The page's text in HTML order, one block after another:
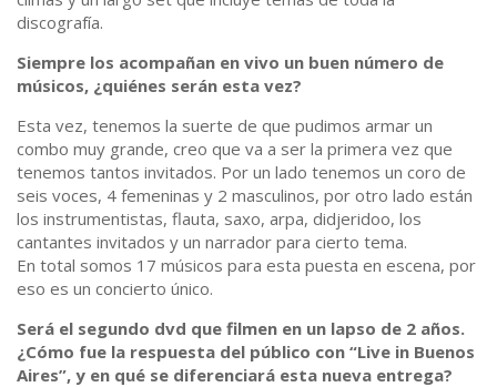
discografía.
Siempre los acompañan en vivo un buen número de
músicos, ¿quiénes serán esta vez?
Esta vez, tenemos la suerte de que pudimos armar un
combo muy grande, creo que va a ser la primera vez que
tenemos tantos invitados. Por un lado tenemos un coro de
seis voces, 4 femeninas y 2 masculinos, por otro lado están
los instrumentistas, flauta, saxo, arpa, didjeridoo, los
cantantes invitados y un narrador para cierto tema.
En total somos 17 músicos para esta puesta en escena, por
eso es un concierto único.
Será el segundo dvd que filmen en un lapso de 2 años.
¿Cómo fue la respuesta del público con “Live in Buenos
Aires”, y en qué se diferenciará esta nueva entrega?